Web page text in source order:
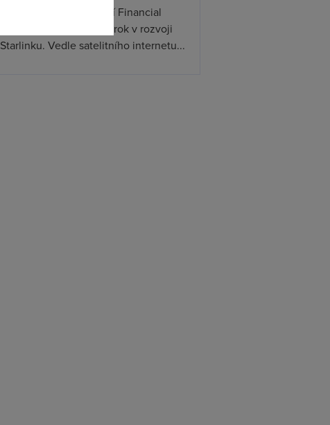
SpaceX podle informací Financial
Times připravuje další krok v rozvoji
Starlinku. Vedle satelitního internetu...